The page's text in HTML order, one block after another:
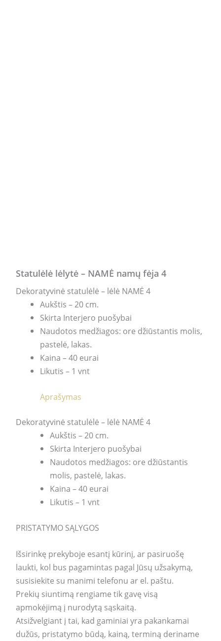
Statulėlė lėlytė – NAMĖ namų fėja 4
Dekoratyvinė statulėlė – lėlė NAMĖ 4
Aukštis – 20 cm.
Skirta Interjero puošybai
Naudotos medžiagos: ore džiūstantis molis,
pastelė, lakas.
Kaina – 40 eurai
Likutis – 1 vnt
Aprašymas
Dekoratyvinė statulėlė – lėlė NAMĖ 4
Aukštis – 20 cm.
Skirta Interjero puošybai
Naudotos medžiagos: ore džiūstantis
molis, pastelė, lakas.
Kaina – 40 eurai
Likutis – 1 vnt
PRISTATYMO SĄLYGOS
Išsirinkę prekyboje esantį kūrinį, ar pasiruošę
laukti, kol bus pagamintas pagal Jūsų užsakymą,
susisiekite su manimi telefonu ar el. paštu.
Prekių siuntimą rengiame tik gavę visą
apmokėjimą į nurodytą sąskaitą.
Atsižvelgiant į tai, kad gaminiai yra pakankamai
dužūs, pristatymo būdą, kainą, terminą deriname